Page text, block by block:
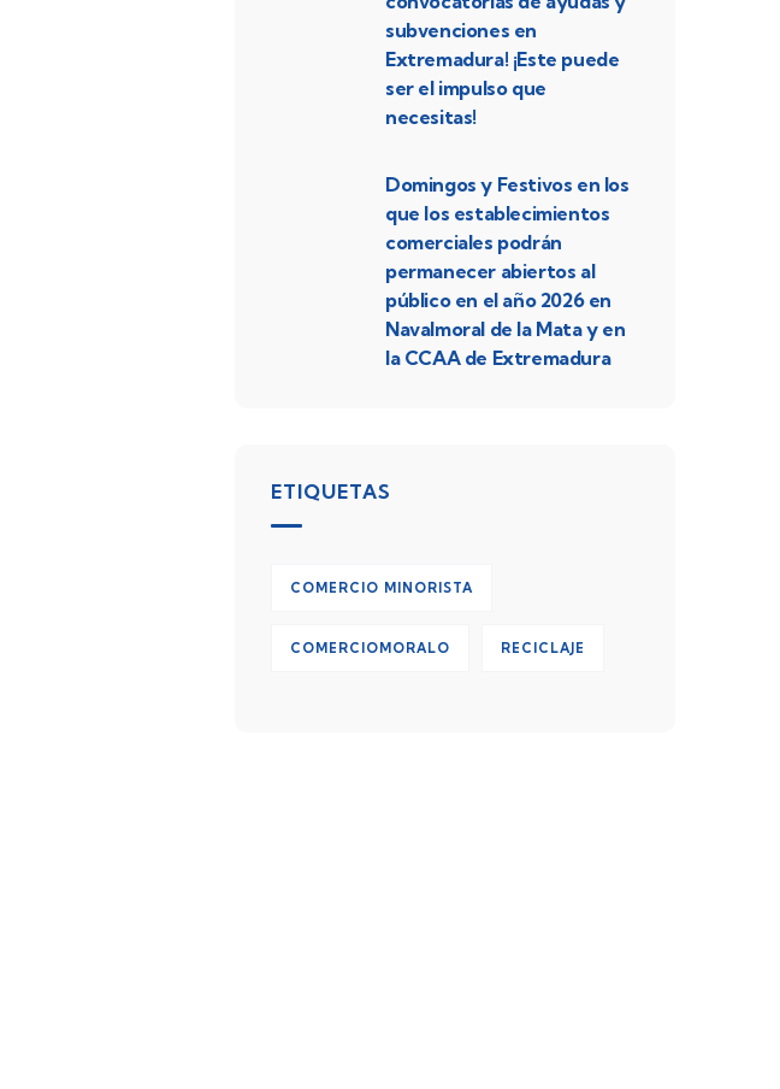
subvenciones en
Extremadura! ¡Este puede
ser el impulso que
necesitas!
Domingos y Festivos en los
que los establecimientos
comerciales podrán
permanecer abiertos al
público en el año 2026 en
Navalmoral de la Mata y en
la CCAA de Extremadura
ETIQUETAS
COMERCIO MINORISTA
COMERCIOMORALO RECICLAJE